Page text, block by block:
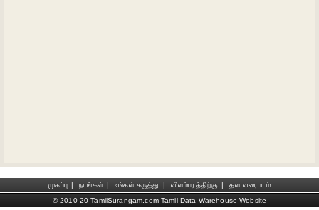
முகப்பு | நாங்கள் | உங்கள் கருத்து | விளம்பரத்திற்கு |
தள வரைபடம்
© 2010-20 TamilSurangam.com Tamil Data Warehouse Website